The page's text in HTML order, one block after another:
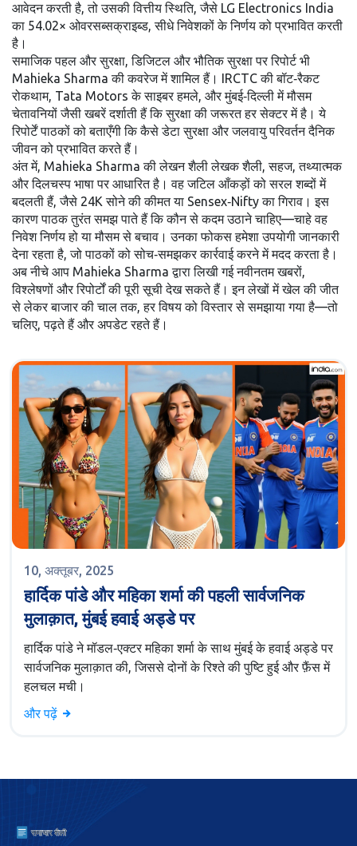
आवेदन करती है, तो उसकी वित्तीय स्थिति, जैसे LG Electronics India
का 54.02× ओवरसब्सक्राइब्ड, सीधे निवेशकों के निर्णय को प्रभावित करती
है।
समाजिक पहल औरसुरक्षा,डिजिटल और भौतिक सुरक्षा पर रिपोर्टभी
Mahieka Sharma की कवरेज में शामिल हैं। IRCTC की बॉट‑रैकट
रोकथाम, Tata Motors के साइबर हमले, और मुंबई‑दिल्ली में मौसम
चेतावनियों जैसी खबरें दर्शाती हैं कि सुरक्षा की जरूरत हर सेक्टर में है। ये
रिपोर्टें पाठकों को बताएँगी कि कैसे डेटा सुरक्षा और जलवायु परिवर्तन दैनिक
जीवन को प्रभावित करते हैं।
अंत में, Mahieka Sharma की लेखन शैलीलेखक शैली,सहज, तथ्यात्मक
और दिलचस्प भाषापर आधारित है। वह जटिल आँकड़ों को सरल शब्दों में
बदलती हैं, जैसे 24K सोने की कीमत या Sensex‑Nifty का गिराव। इस
कारण पाठक तुरंत समझ पाते हैं कि कौन से कदम उठाने चाहिए—चाहे वह
निवेश निर्णय हो या मौसम से बचाव। उनका फोकस हमेशा उपयोगी जानकारी
देना रहता है, जो पाठकों को सोच‑समझकर कार्रवाई करने में मदद करता है।
अब नीचे आप Mahieka Sharma द्वारा लिखी गई नवीनतम खबरों,
विश्लेषणों और रिपोर्टों की पूरी सूची देख सकते हैं। इन लेखों में खेल की जीत
से लेकर बाजार की चाल तक, हर विषय को विस्तार से समझाया गया है—तो
चलिए, पढ़ते हैं और अपडेट रहते हैं।
10, अक्तूबर, 2025
हार्दिक पांडे और महिका शर्मा की पहली सार्वजनिक
मुलाक़ात, मुंबई हवाई अड्डे पर
हार्दिक पांडे ने मॉडल‑एक्टर महिका शर्मा के साथ मुंबई के हवाई अड्डे पर
सार्वजनिक मुलाक़ात की, जिससे दोनों के रिश्ते की पुष्टि हुई और फ़ैंस में
हलचल मची।
और पढ़ें